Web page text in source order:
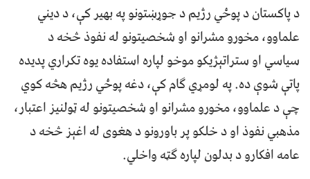
د پاکستان د پوځي رژیم د جوړښتونو په بهير کې، د ديني
علماوو، مخورو مشرانو او شخصيتونو له نفوذ څخه د
سياسي او ستراتېژيکو موخو لپاره استفاده يوه تکراري پديده
پاتې شوې ده. په لومړي ګام کې، دغه پوځي رژیم هڅه کوي
چې د علماوو، مخورو مشرانو او شخصيتونو له ټولنيز اعتبار،
مذهبي نفوذ او د خلکو پر باورونو د هغوی له اغېز څخه د
عامه افکارو د بدلون لپاره ګټه واخلي.